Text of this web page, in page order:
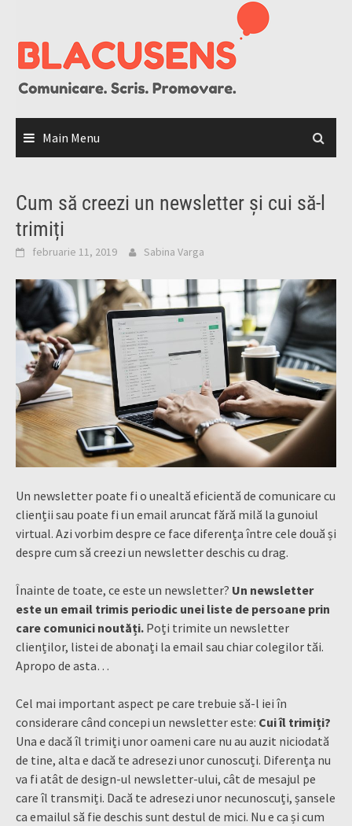
content
Main Menu
Cum să creezi un newsletter și cui să-l
trimiți
februarie 11, 2019 Sabina Varga
Un newsletter poate fi o unealtă eficientă de comunicare cu
clienții sau poate fi un email aruncat fără milă la gunoiul
virtual. Azi vorbim despre ce face diferența între cele două și
despre cum să creezi un newsletter deschis cu drag.
Înainte de toate, ce este un newsletter? Un newsletter
este un email trimis periodic unei liste de persoane prin
care comunici noutăți. Poți trimite un newsletter
clienților, listei de abonați la email sau chiar colegilor tăi.
Apropo de asta…
Cel mai important aspect pe care trebuie să-l iei în
considerare când concepi un newsletter este: Cui îl trimiți?
Una e dacă îl trimiți unor oameni care nu au auzit niciodată
de tine, alta e dacă te adresezi unor cunoscuți. Diferența nu
va fi atât de design-ul newsletter-ului, cât de mesajul pe
care îl transmiți. Dacă te adresezi unor necunoscuți, șansele
ca emailul să fie deschis sunt destul de mici. Nu e ca și cum